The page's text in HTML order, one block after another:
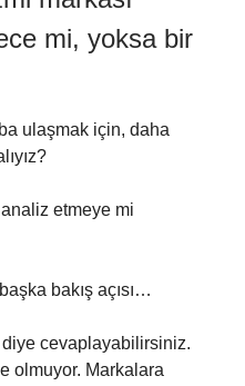
mi, yoksa bir
ulaşmak için, daha
etmeye mi
bakış açısı…
diye cevaplayabilirsiniz.
olmuyor. Markalara